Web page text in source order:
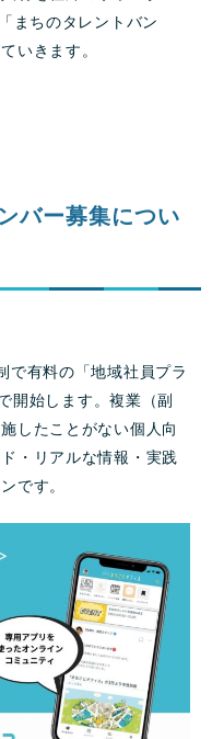
まちのタレントバン
いきます。
バー募集につい
有料の「地域社員プラ
開始します。複業（副
したことがない個人向
・リアルな情報・実践
です。